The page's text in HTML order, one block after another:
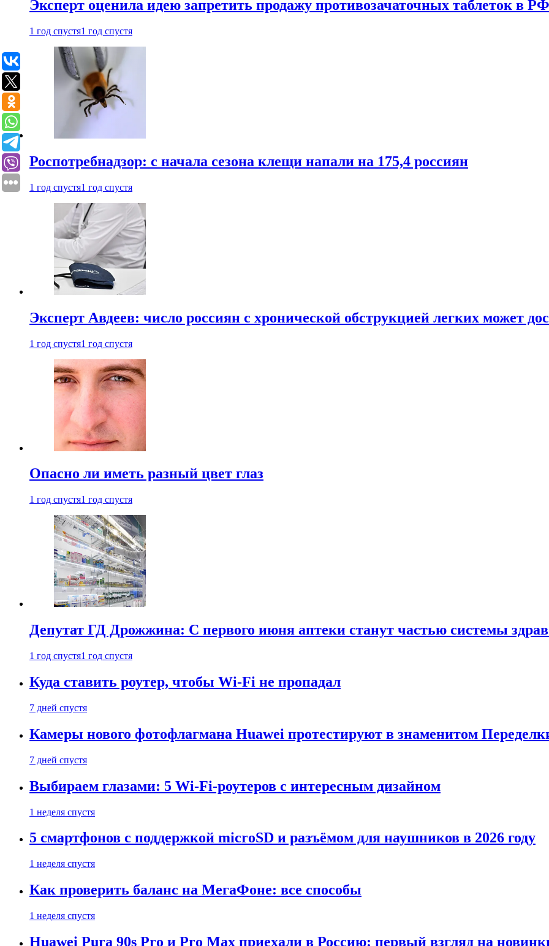
Эксперт оценила идею запретить продажу противозачаточных таблеток в РФ
1 год спустя1 год спустя
Роспотребнадзор: с начала сезона клещи напали на 175,4 россиян
1 год спустя1 год спустя
Эксперт Авдеев: число россиян с хронической обструкцией легких может
1 год спустя1 год спустя
Опасно ли иметь разный цвет глаз
1 год спустя1 год спустя
Депутат ГД Дрожжина: С первого июня аптеки станут частью системы
1 год спустя1 год спустя
Куда ставить роутер, чтобы Wi-Fi не пропадал
7 дней спустя
Камеры нового фотофлагмана Huawei протестируют в знаменитом
7 дней спустя
Выбираем глазами: 5 Wi-Fi-роутеров с интересным дизайном
1 неделя спустя
5 смартфонов с поддержкой microSD и разъёмом для наушников в 2026 году
1 неделя спустя
Как проверить баланс на МегаФоне: все способы
1 неделя спустя
Huawei Pura 90s Pro и Pro Max приехали в Россию: первый взгляд на